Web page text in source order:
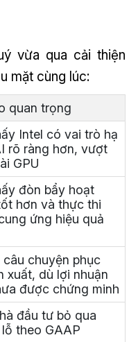
vừa qua cải thiện
mặt cùng lúc:
quan trọng
Intel có vai trò hạ
rõ ràng hơn, vượt
GPU
đòn bẩy hoạt
hơn và thực thi
ứng hiệu quả
câu chuyện phục
xuất, dù lợi nhuận
được chứng minh
đầu tư bỏ qua
theo GAAP